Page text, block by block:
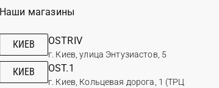
Наши магазины
КИЕВ OSTRIV
г. Киев, улица Энтузиастов, 5
КИЕВ OST.1
г. Киев, Кольцевая дорога, 1 (ТРЦ